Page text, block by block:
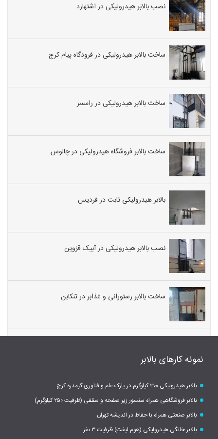
نصب بالابر هیدرولیکی در اشتهارد
ساخت بالابر هیدرولیکی در فرودگاه پیام کرج
ساخت بالابر هیدرولیکی در رامسر
ساخت بالابر فروشگاه هیدرولیکی در چالوس
بالابر هیدرولیکی ثابت در فردیس
نصب بالابر هیدرولیکی در آبیک قزوین
ساخت بالابر رستورانی و غذابر در تنکابن
نمونه کارهای بالابر
بالابر هیدرولیکی ۳۰۰ کیلوگرم در پارک علم و فناوری گرمدره کرج
بالابر فروشگاهی همراه سنسور زیر صفحه و سقفی (ظرفیت ۲۵۰ کیلوگرم)
بالابر صنعتی همراه با حفاظ در اندیشه تهران
بالابر خانگی هیدرولیکی (هوم لیفت) ظرفیت ۳ نفر